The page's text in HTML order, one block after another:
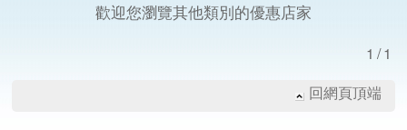
歡迎您瀏覽其他類別的優惠店家
1/1
回網頁頂端